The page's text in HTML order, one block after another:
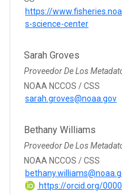
https://
s-science-center
Sarah Groves
Proveedor De Los
NOAA NCCOS / CSS
sarah.groves@noaa.gov
Bethany Williams
Proveedor De Los
NOAA NCCOS / CSS
https://orcid.org/